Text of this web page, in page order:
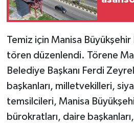
Temiz için Manisa
tören düzenlendi. Törene
Belediye Başkanı Ferdi
başkanları, milletvekilleri,
temsilcileri, Manisa
bürokratları, daire